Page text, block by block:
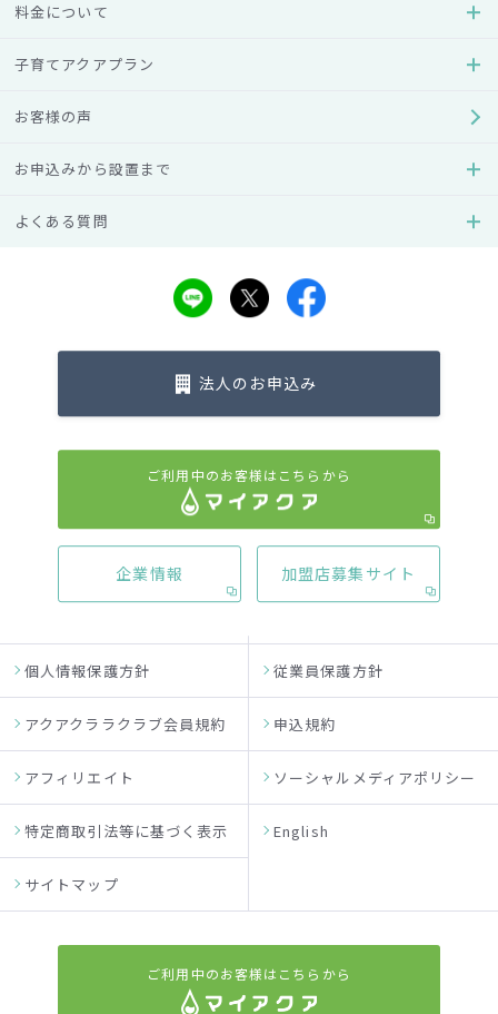
料金について
子育てアクアプラン
お客様の声
お申込みから設置まで
よくある質問
法人のお申込み
ご利用中のお客様はこちらから
企業情報 加盟店募集サイト
お申込みから設置まで 宅配エリアの確認
水のある暮らし
ニュースリリース
個人情報保護方針 従業員保護方針
アクアクララクラブ会員規約 申込規約
アフィリエイト ソーシャルメディアポリシー
特定商取引法等に基づく表示 English
サイトマップ
ご利用中のお客様はこちらから